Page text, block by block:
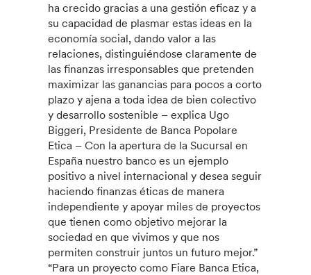
ha crecido gracias a una gestión eficaz y a
su capacidad de plasmar estas ideas en la
economía social, dando valor a las
relaciones, distinguiéndose claramente de
las finanzas irresponsables que pretenden
maximizar las ganancias para pocos a corto
plazo y ajena a toda idea de bien colectivo
y desarrollo sostenible – explica Ugo
Biggeri, Presidente de Banca Popolare
Etica – Con la apertura de la Sucursal en
España nuestro banco es un ejemplo
positivo a nivel internacional y desea seguir
haciendo finanzas éticas de manera
independiente y apoyar miles de proyectos
que tienen como objetivo mejorar la
sociedad en que vivimos y que nos
permiten construir juntos un futuro mejor.”
“Para un proyecto como Fiare Banca Etica,